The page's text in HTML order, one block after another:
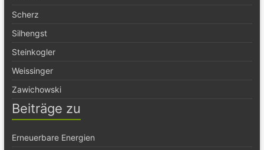
Scherz
Silhengst
Steinkogler
Weissinger
Zawichowski
Beiträge zu
Erneuerbare Energien